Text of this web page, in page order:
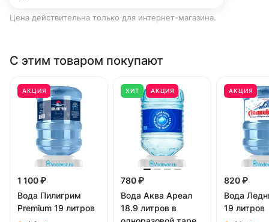
Цена действительна только для интернет-магазина.
С этим товаром покупают
АКЦИЯ
1 100 ₽
Вода Пилигрим
Premium 19 литров
ХИТ АКЦИЯ
780 ₽
Вода Аква Ареал
18.9 литров в
АКЦИЯ
820 ₽
Вода
19 литров